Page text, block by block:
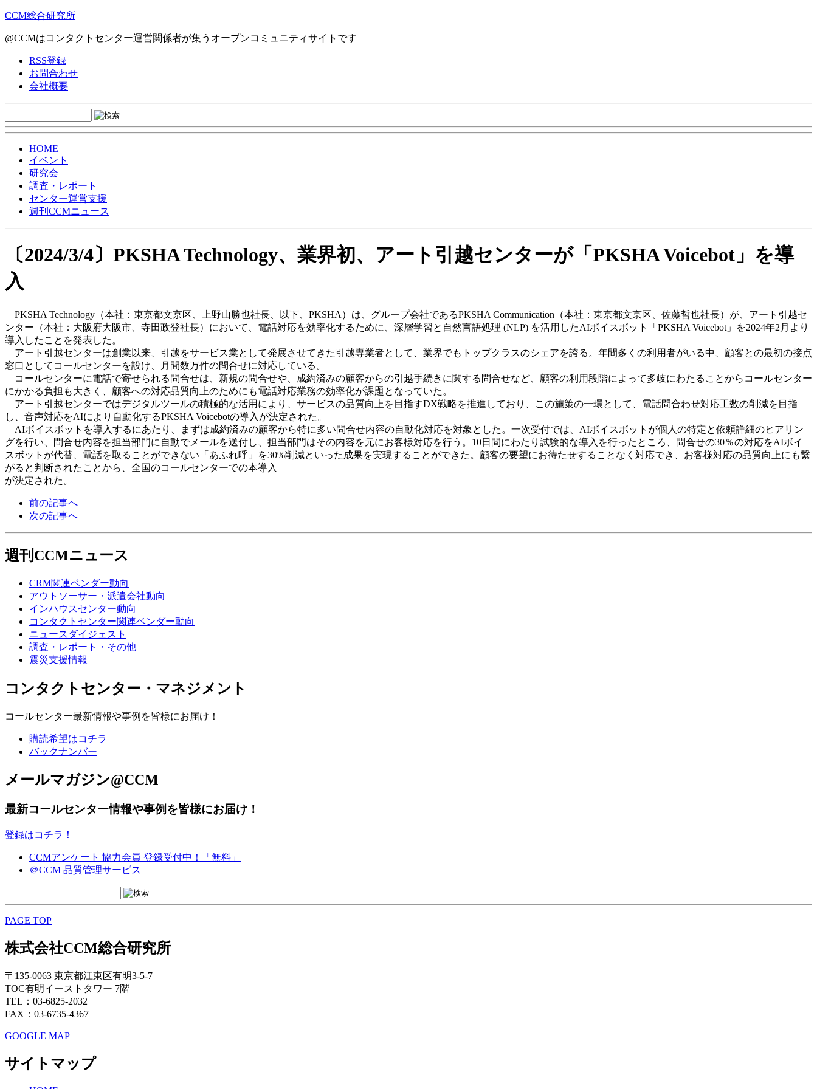
CCM総合研究所
@CCMはコンタクトセンター運営関係者が集うオープンコミュニティサイトです
RSS登録
お問合わせ
会社概要
HOME
イベント
研究会
調査・レポート
センター運営支援
週刊CCMニュース
〔2024/3/4〕PKSHA Technology、業界初、アート引越センターが「PKSHA Voicebot」を導
入
PKSHA Technology（本社：東京都文京区、上野山勝也社長、以下、PKSHA）は、グループ会社であるPKSHA Communication（本社：東京都文京区、佐藤哲也社長）が、アート引越セ
ンター（本社：大阪府大阪市、寺田政登社長）において、電話対応を効率化するために、深層学習と自然言語処理 (NLP) を活用したAIボイスボット「PKSHA Voicebot」を2024年2月より
導入したことを発表した。
アート引越センターは創業以来、引越をサービス業として発展させてきた引越専業者として、業界でもトップクラスのシェアを誇る。年間多くの利用者がいる中、顧客との最初の接点
窓口としてコールセンターを設け、月間数万件の問合せに対応している。
コールセンターに電話で寄せられる問合せは、新規の問合せや、成約済みの顧客からの引越手続きに関する問合せなど、顧客の利用段階によって多岐にわたることからコールセンター
にかかる負担も大きく、顧客への対応品質向上のためにも電話対応業務の効率化が課題となっていた。
アート引越センターではデジタルツールの積極的な活用により、サービスの品質向上を目指すDX戦略を推進しており、この施策の一環として、電話問合わせ対応工数の削減を目指
し、音声対応をAIにより自動化するPKSHA Voicebotの導入が決定された。
AIボイスボットを導入するにあたり、まずは成約済みの顧客から特に多い問合せ内容の自動化対応を対象とした。一次受付では、AIボイスボットが個人の特定と依頼詳細のヒアリン
グを行い、問合せ内容を担当部門に自動でメールを送付し、担当部門はその内容を元にお客様対応を行う。10日間にわたり試験的な導入を行ったところ、問合せの30％の対応をAIボイ
スボットが代替、電話を取ることができない「あふれ呼」を30%削減といった成果を実現することができた。顧客の要望にお待たせすることなく対応でき、お客様対応の品質向上にも繋
がると判断されたことから、全国のコールセンターでの本導入
が決定された。
前の記事へ
次の記事へ
週刊CCMニュース
CRM関連ベンダー動向
アウトソーサー・派遣会社動向
インハウスセンター動向
コンタクトセンター関連ベンダー動向
ニュースダイジェスト
調査・レポート・その他
震災支援情報
コンタクトセンター・マネジメント
コールセンター最新情報や事例を皆様にお届け！
購読希望はコチラ
バックナンバー
メールマガジン@CCM
最新コールセンター情報や事例を皆様にお届け！
登録はコチラ！
CCMアンケート 協力会員 登録受付中！「無料」
＠CCM 品質管理サービス
PAGE TOP
株式会社CCM総合研究所
〒135-0063 東京都江東区有明3-5-7
TOC有明イーストタワー 7階
TEL：03-6825-2032
FAX：03-6735-4367
GOOGLE MAP
サイトマップ